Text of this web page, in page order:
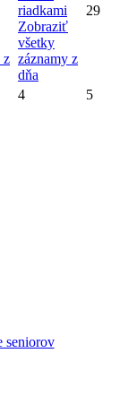
z
riadkami
Zobraziť
všetky
záznamy z
dňa
29
4 5
seniorov